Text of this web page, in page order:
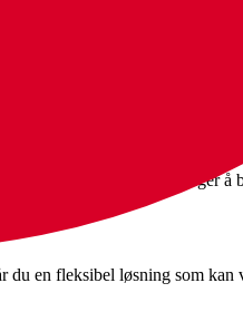
godkjenning.
sammen uten at du trenger å
en fleksibel løsning som